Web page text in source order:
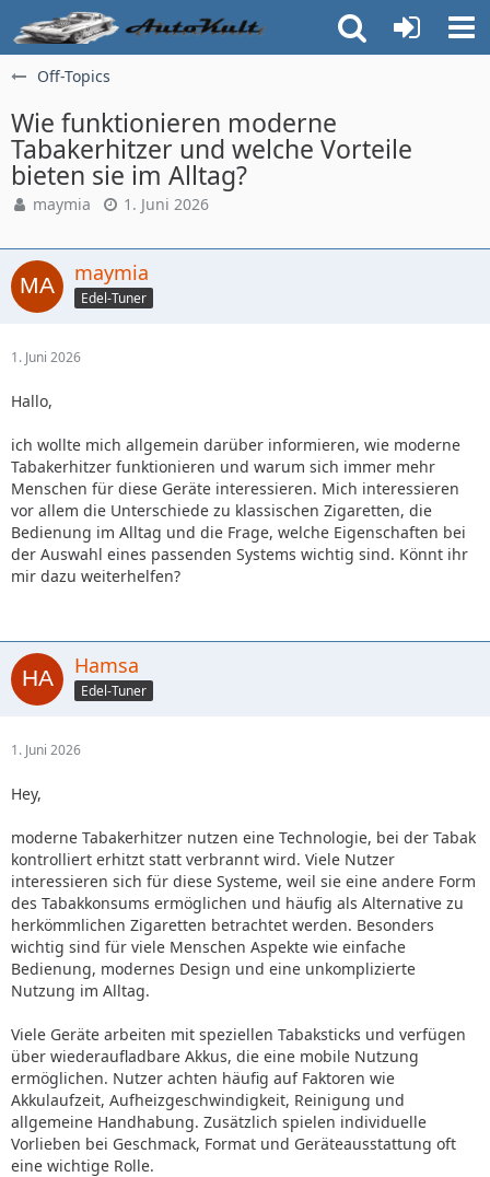
Off-Topics
Wie funktionieren moderne
Tabakerhitzer und welche Vorteile
bieten sie im Alltag?
maymia 1. Juni 2026
maymia
Edel-Tuner
1. Juni 2026
Hallo,
ich wollte mich allgemein darüber informieren, wie moderne
Tabakerhitzer funktionieren und warum sich immer mehr
Menschen für diese Geräte interessieren. Mich interessieren
vor allem die Unterschiede zu klassischen Zigaretten, die
Bedienung im Alltag und die Frage, welche Eigenschaften bei
der Auswahl eines passenden Systems wichtig sind. Könnt ihr
mir dazu weiterhelfen?
Hamsa
Edel-Tuner
1. Juni 2026
Hey,
moderne Tabakerhitzer nutzen eine Technologie, bei der Tabak
kontrolliert erhitzt statt verbrannt wird. Viele Nutzer
interessieren sich für diese Systeme, weil sie eine andere Form
des Tabakkonsums ermöglichen und häufig als Alternative zu
herkömmlichen Zigaretten betrachtet werden. Besonders
wichtig sind für viele Menschen Aspekte wie einfache
Bedienung, modernes Design und eine unkomplizierte
Nutzung im Alltag.
Viele Geräte arbeiten mit speziellen Tabaksticks und verfügen
über wiederaufladbare Akkus, die eine mobile Nutzung
ermöglichen. Nutzer achten häufig auf Faktoren wie
Akkulaufzeit, Aufheizgeschwindigkeit, Reinigung und
allgemeine Handhabung. Zusätzlich spielen individuelle
Vorlieben bei Geschmack, Format und Geräteausstattung oft
eine wichtige Rolle.